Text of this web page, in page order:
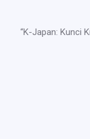
“K-Japan: Kunci